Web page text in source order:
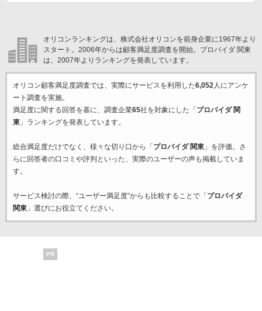
オリコンランキングは、株式会社オリコンを前身企業に1967年より
スタート。2006年からは顧客満足度調査を開始。プロバイダ 関東
は、2007年よりランキングを発表しています。
オリコン顧客満足度調査では、実際にサービスを利用した6,052人にアンケ
ート調査を実施。
満足度に関する回答を基に、調査企業65社を対象にした「 プロバイダ 関
東」ランキングを発表しています。
総合満足度だけでなく、様々な切り口から「 プロバイダ 関東」を評価。さ
らに回答者の口コミや評判といった、実際のユーザーの声も掲載していま
す。
サービス検討の際、“ユーザー満足度”からも比較することで「 プロバイダ
関東」選びにお役立てください。
PR